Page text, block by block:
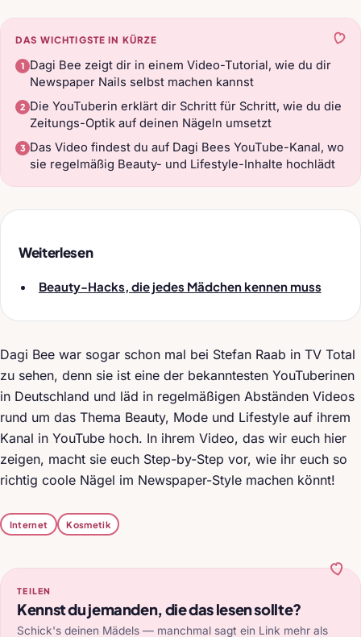
DAS WICHTIGSTE IN KÜRZE
Dagi Bee zeigt dir in einem Video-Tutorial, wie du dir
Newspaper Nails selbst machen kannst
Die YouTuberin erklärt dir Schritt für Schritt, wie du die
Zeitungs-Optik auf deinen Nägeln umsetzt
Das Video findest du auf Dagi Bees YouTube-Kanal, wo
sie regelmäßig Beauty- und Lifestyle-Inhalte hochlädt
Weiterlesen
Beauty-Hacks, die jedes Mädchen kennen muss
Dagi Bee war sogar schon mal bei Stefan Raab in TV Total
zu sehen, denn sie ist eine der bekanntesten YouTuberinen
in Deutschland und läd in regelmäßigen Abständen Videos
rund um das Thema Beauty, Mode und Lifestyle auf ihrem
Kanal in YouTube hoch. In ihrem Video, das wir euch hier
zeigen, macht sie euch Step-by-Step vor, wie ihr euch so
richtig coole Nägel im Newspaper-Style machen könnt!
Internet Kosmetik
TEILEN
Kennst du jemanden, die das lesen sollte?
Schick's deinen Mädels — manchmal sagt ein Link mehr als